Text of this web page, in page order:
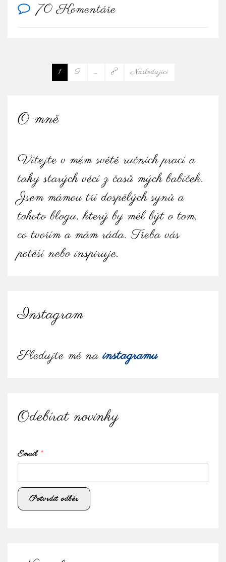
70 Komentáře
1 2 … 8 Následující
O mně
Vítejte v mém světě ručních prací a
taky starých věcí z časů mých babiček.
Jsem mámou tří dospělých synů a
tohoto blogu, který by měl být o tom,
co tvořím a mám ráda. Třeba vás
potěší nebo inspiruje.
Instagram
Sledujte mě nainstagramu
Odebírat novinky
Email *